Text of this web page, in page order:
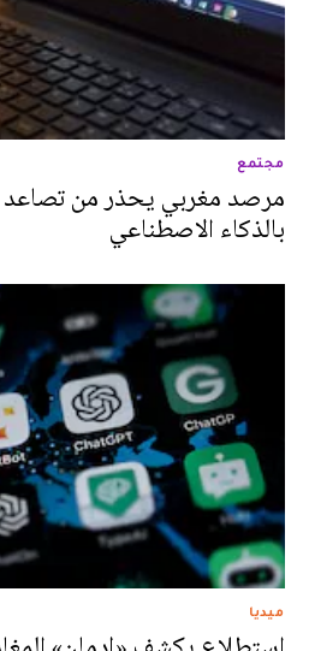
مجتمع
مرصد مغربي يحذر من تصاعد
بالذكاء الاصطناعي
ميديا